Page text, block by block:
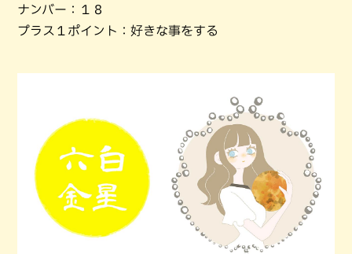
ナンバー：１８
プラス１ポイント：好きな事をする